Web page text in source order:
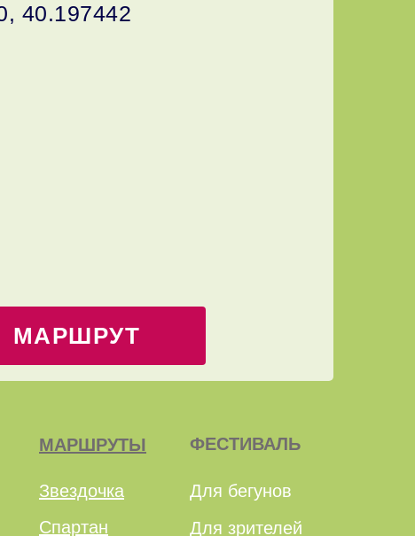
40.197442
МАРШРУТ
МАРШРУТЫ ФЕСТИВАЛЬ
Спартан
Звездочка
Для бегунов
Для зрителей